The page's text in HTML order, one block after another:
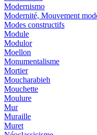
Modernismo
Modernité, Mouvement
Modes constructifs
Module
Modulor
Moellon
Monumentalisme
Mortier
Moucharabieh
Mouchette
Moulure
Mur
Muraille
Muret